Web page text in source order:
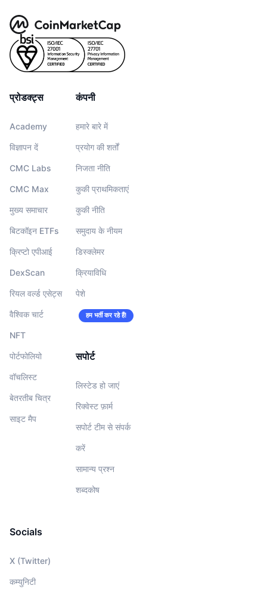
प्रोडक्ट्स
Academy
विज्ञापन दें
CMC Labs
CMC Max
मुख्य समाचार
बिटकॉइन ETFs
क्रिप्टो एपीआई
DexScan
रियल वर्ल्ड एसेट्स
वैश्विक चार्ट
NFT
पोर्टफोलियो
वॉचलिस्‍ट
बेतरतीब चित्र
साइट मैप
कंपनी
हमारे बारे में
प्रयोग की शर्तों
निजता नीति
कुकी प्राथमिकताएं
कुकी नीति
समुदाय के नीयम
डिस्क्लेमर
क्रियाविधि
पेशे
हम भर्ती कर रहे हैं!
सपोर्ट
लिस्टेड हो जाएं
रिक्वेस्ट फ़ार्म
सपोर्ट टीम से संपर्क
करें
सामान्य प्रश्न
शब्दकोष
Socials
X (Twitter)
कम्युनिटी